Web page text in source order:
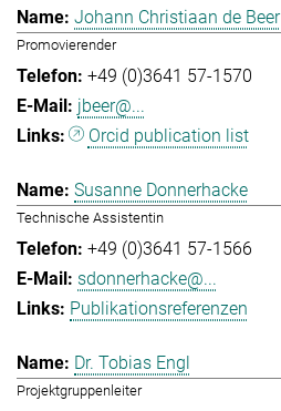
Johann Christiaan de Beer
Promovierender
+49 (0)3641 57-1570
jbeer@...
Orcid publication list
Susanne Donnerhacke
Technische Assistentin
+49 (0)3641 57-1566
sdonnerhacke@...
Publikationsreferenzen
Dr. Tobias Engl
Projektgruppenleiter